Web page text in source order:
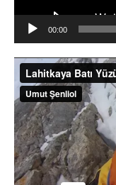
00:00
Video
oynatıcı